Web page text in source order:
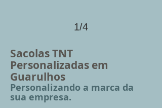
1/4
Sacolas TNT
Personalizadas em
Guarulhos
Personalizando a marca da
sua empresa.